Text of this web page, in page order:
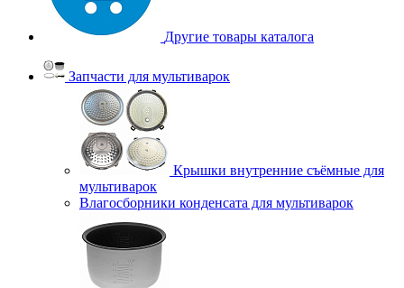
Другие товары каталога
Запчасти для мультиварок
Крышки внутренние съёмные для
мультиварок
Влагосборники конденсата для мультиварок